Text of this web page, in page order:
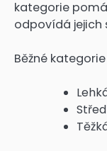
kategorie
odpovídá jejich
Běžné